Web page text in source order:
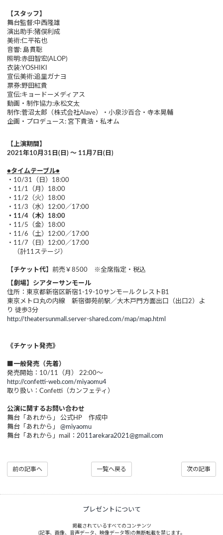
【スタッフ】
舞台監督:中西隆雄
演出助手:猪俣利成
美術:仁平祐也
音響: 島貫聡
照明:赤田智宏(ALOP)
衣装:YOSHIKI
宣伝美術:追里ガナヨ
票券:野田紅貴
宣伝:キョードーメディアス
動画・制作協力:永松文太
制作:菅沼太郎（株式会社Alave）・小泉沙百合・寺本晃輔
企画・プロデュース: 宮下貴浩・私オム
【上演期間】
2021年10月31日(日) ～ 11月7日(日)
●タイムテーブル●
・10/31（日）18:00
・11/1（月）18:00
・11/2（火）18:00
・11/3（水）12:00／17:00
・11/4（木）18:00
・11/5（金）18:00
・11/6（土）12:00／17:00
・11/7（日）12:00／17:00
（計11ステージ）
【チケット代】 前売￥8500 ※全席指定・税込
【劇場】シアターサンモール
住所：東京都新宿区新宿1-19-10サンモールクレストB1
東京メトロ丸の内線 新宿御苑前駅／大木戸門方面出口（出口2）よ
り 徒歩3分
http://theatersunmall.server-shared.com/map/map.html
《チケット発売》
■一般発売（先着）
発売開始：10/11（月） 22:00～
http://confetti-web.com/miyaomu4
取り扱い：Confetti（カンフェティ）
公演に関するお問い合わせ
舞台「あれから」 公式HP 作成中
舞台「あれから」 @miyaomu
舞台「あれから」mail： 2011arekara2021@gmail.com
次の記事
一覧へ戻る
前の記事へ
プレゼントについて
掲載されているすべてのコンテンツ
(記事、画像、音声データ、映像データ等)の無断転載を禁じます。